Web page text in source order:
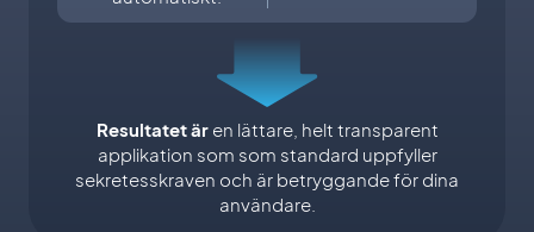
Resultatet ären lättare, helt transparent
applikation som som standard uppfyller
sekretesskraven och är betryggande för dina
användare.